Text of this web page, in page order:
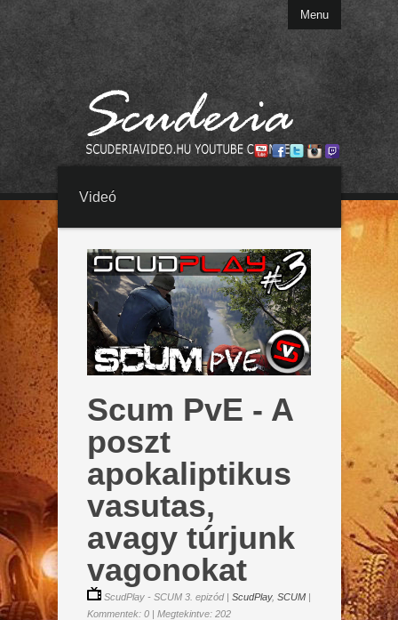
Menu
Videó
Scum PvE - A
poszt
apokaliptikus
vasutas,
avagy túrjunk
vagonokat
ScudPlay - SCUM 3. epizód| ScudPlay, SCUM|
Kommentek: 0 | Megtekintve: 202